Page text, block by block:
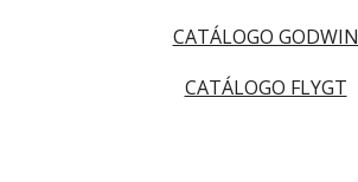
CATÁLOGO GODWIN
CATÁLOGO FLYGT